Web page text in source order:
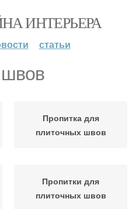
ИНТЕРЬЕРА
статьи
Пропитка для
плиточных швов
Пропитки для
плиточных швов